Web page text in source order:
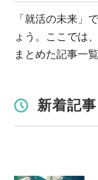
「就活の未来」
ょう。ここでは
まとめた記事一
新着記事